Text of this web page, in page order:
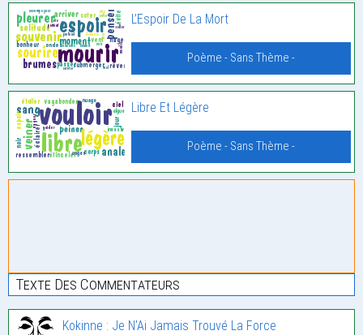
L’Espoir De La Mort
Poème - Sans Thème -
Libre Et Légère
Poème - Sans Thème -
Texte Des Commentateurs
Kokinne : Je N’Ai Jamais Trouvé La Force